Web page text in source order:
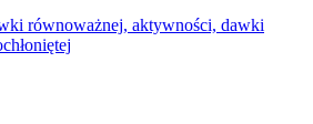
równoważnej, aktywności, dawki